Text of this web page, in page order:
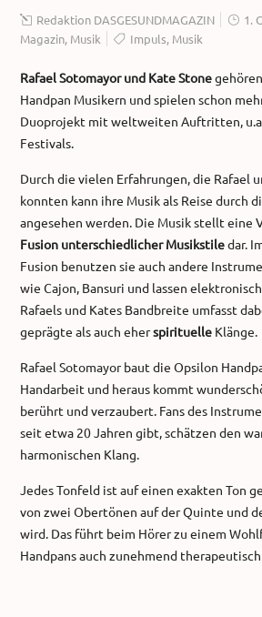
Redaktion DASGESUNDMAGAZIN
1.
Magazin, Musik Impuls, Musik
Rafael Sotomayor und Kate Stone
Handpan Musikern und spielen schon
Duoprojekt mit weltweiten Auftritten,
Festivals.
Durch die vielen Erfahrungen, die Rafael
konnten kann ihre Musik als Reise durch
angesehen werden. Die Musik stellt eine
Fusion unterschiedlicher Musikstiledar.
Fusion benutzen sie auch andere
wie Cajon, Bansuri und lassen
Rafaels und Kates Bandbreite umfasst
geprägte als auch eherspirituelle Klänge.
Rafael Sotomayor baut die Opsilon
Handarbeit und heraus kommt
berührt und verzaubert. Fans des
seit etwa 20 Jahren gibt, schätzen den
harmonischen Klang.
Jedes Tonfeld ist auf einen exakten Ton
von zwei Obertönen auf der Quinte und
wird. Das führt beim Hörer zu einem
Handpans auch zunehmend